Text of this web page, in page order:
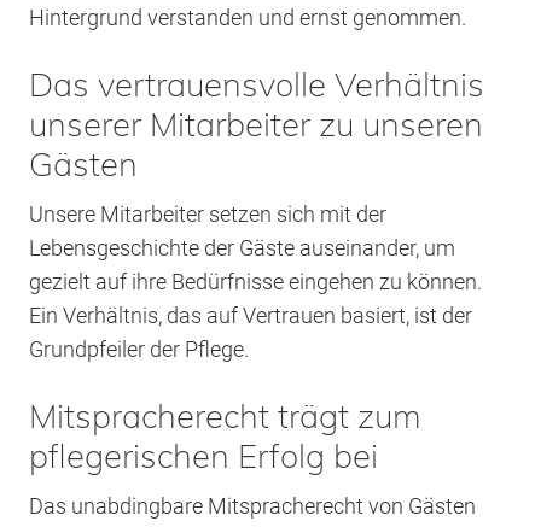
Hintergrund verstanden und ernst genommen.
Das vertrauensvolle Verhältnis
unserer Mitarbeiter zu unseren
Gästen
Unsere Mitarbeiter setzen sich mit der
Lebensgeschichte der Gäste auseinander, um
gezielt auf ihre Bedürfnisse eingehen zu können.
Ein Verhältnis, das auf Vertrauen basiert, ist der
Grundpfeiler der Pflege.
Mitspracherecht trägt zum
pflegerischen Erfolg bei
Das unabdingbare Mitspracherecht von Gästen